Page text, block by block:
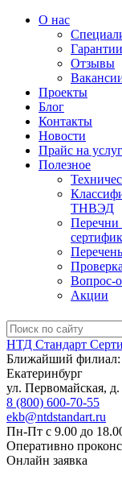
О нас
Гарантии
Отзывы
Проекты
Блог
Контакты
Новости
Прайс на
Полезное
ТНВЭД
Перечни
Вопрос-
Акции
НТД Стандарт
Ближайший филиал:
Екатеринбург
ул. Первомайская, д.
8 (800) 600-70-55
ekb@ntdstandart.ru
Пн-Пт с 9.00 до
Оперативно
Онлайн заявка